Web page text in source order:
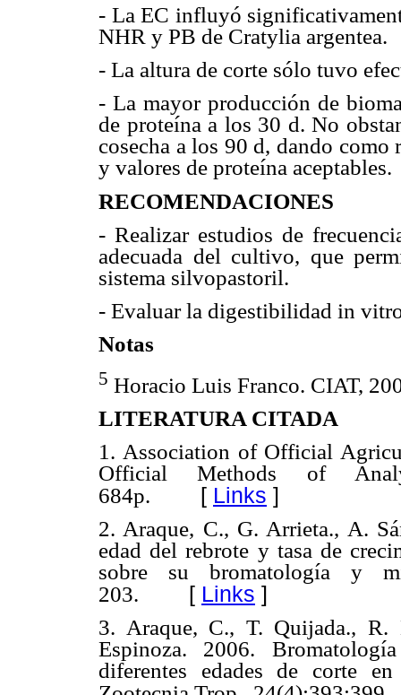
- La EC influyó
NHR y PB de Cratylia argentea.
- La altura de corte sólo tuvo
- La mayor producción de
de proteína a los 30 d. No
cosecha a los 90 d, dando
y valores de proteína aceptables.
RECOMENDACIONES
- Realizar estudios de
adecuada del cultivo, que
sistema silvopastoril.
- Evaluar la digestibilidad in
Notas
5 Horacio Luis Franco. CIAT,
LITERATURA CITADA
1. Association of Official
Official Methods of
684p. [ Links ]
2. Araque, C., G. Arrieta., A.
edad del rebrote y tasa de
sobre su bromatología y
203. [ Links ]
3. Araque, C., T. Quijada., R.
Espinoza. 2006.
diferentes edades de corte en